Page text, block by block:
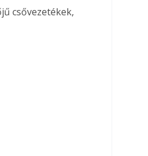
csővezetékek,